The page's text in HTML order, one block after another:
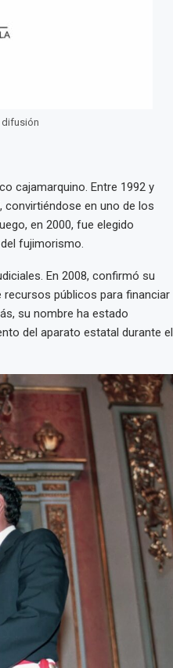
difusión
cajamarquino. Entre 1992 y
, convirtiéndose en uno de los
en 2000, fue elegido
fujimorismo.
En 2008, confirmó su
públicos para financiar
su nombre ha estado
del aparato estatal durante el